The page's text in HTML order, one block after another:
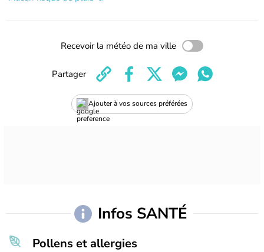
Recevoir la météo de ma ville
Ajouter à vos sources préférées
Partager
Infos SANTÉ
Pollens et allergies